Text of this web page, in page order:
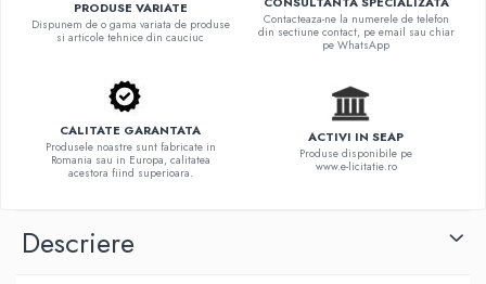
PRODUSE VARIATE
Dispunem de o gama variata de produse
si articole tehnice din cauciuc
Contacteaza-ne la numerele de telefon
din sectiune contact, pe email sau chiar
pe WhatsApp
CALITATE GARANTATA
Produsele noastre sunt fabricate in
Romania sau in Europa, calitatea
acestora fiind superioara.
ACTIVI IN SEAP
Produse disponibile pe
www.e-licitatie.ro
Descriere